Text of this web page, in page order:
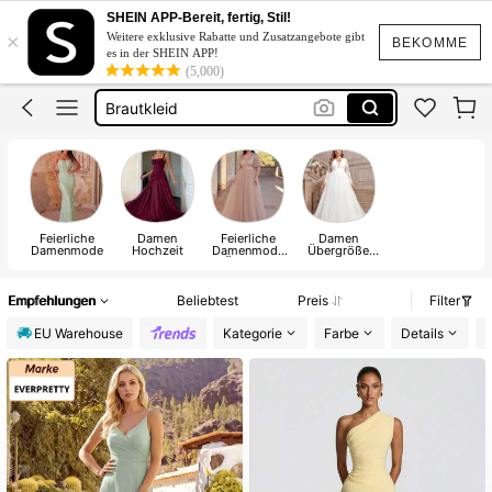
BEKOMME
×
SHEIN APP-Bereit, fertig, Stil!
Weitere exklusive Rabatte und Zusatzangebote gibt
es in der SHEIN APP!
(5,000)
Abendkleider Damen
Hochzeitskleid
Brautkleid
Abendkleider Damen
Feierliche
Damenmode
Damen
Hochzeit
Feierliche
Damenmode
Damen
Übergröße
Empfehlungen Beliebtest Preis
Filter
EU Warehouse
Kategorie Farbe Details